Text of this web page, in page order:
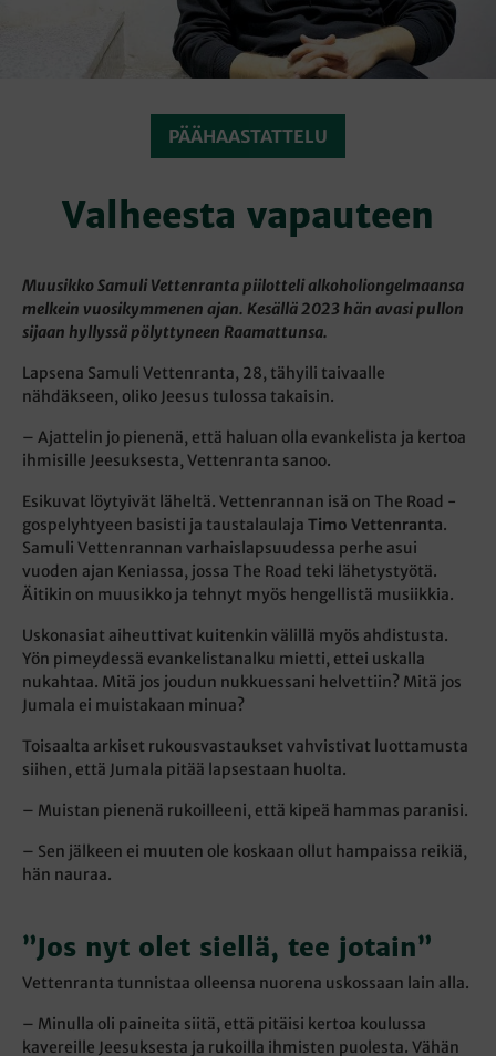
PÄÄHAASTATTELU
Valheesta vapauteen
Muusikko Samuli Vettenranta piilotteli alkoholiongelmaansa
melkein vuosikymmenen ajan. Kesällä 2023 hän avasi pullon
sijaan hyllyssä pölyttyneen Raamattunsa.
Lapsena Samuli Vettenranta, 28, tähyili taivaalle
nähdäkseen, oliko Jeesus tulossa takaisin.
– Ajattelin jo pienenä, että haluan olla evankelista ja kertoa
ihmisille Jeesuksesta, Vettenranta sanoo.
Esikuvat löytyivät läheltä. Vettenrannan isä on The Road -
gospelyhtyeen basisti ja taustalaulaja Timo Vettenranta.
Samuli Vettenrannan varhaislapsuudessa perhe asui
vuoden ajan Keniassa, jossa The Road teki lähetystyötä.
Äitikin on muusikko ja tehnyt myös hengellistä musiikkia.
Uskonasiat aiheuttivat kuitenkin välillä myös ahdistusta.
Yön pimeydessä evankelistanalku mietti, ettei uskalla
nukahtaa. Mitä jos joudun nukkuessani helvettiin? Mitä jos
Jumala ei muistakaan minua?
Toisaalta arkiset rukousvastaukset vahvistivat luottamusta
siihen, että Jumala pitää lapsestaan huolta.
– Muistan pienenä rukoilleeni, että kipeä hammas paranisi.
– Sen jälkeen ei muuten ole koskaan ollut hampaissa reikiä,
hän nauraa.
”Jos nyt olet siellä, tee jotain”
Vettenranta tunnistaa olleensa nuorena uskossaan lain alla.
– Minulla oli paineita siitä, että pitäisi kertoa koulussa
kavereille Jeesuksesta ja rukoilla ihmisten puolesta. Vähän